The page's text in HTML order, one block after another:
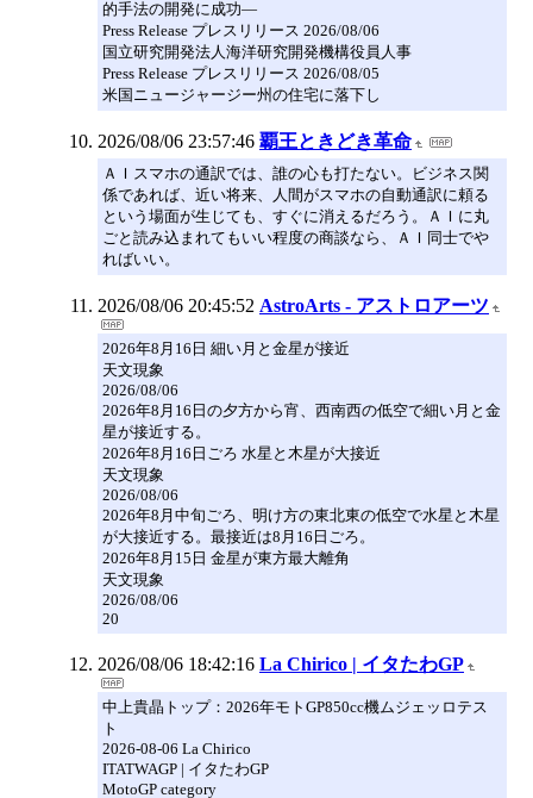
的手法の開発に成功―
Press Release プレスリリース 2026/08/06
国立研究開発法人海洋研究開発機構役員人事
Press Release プレスリリース 2026/08/05
米国ニュージャージー州の住宅に落下し
2026/08/06 23:57:46 覇王ときどき革命
ＡＩスマホの通訳では、誰の心も打たない。ビジネス関
係であれば、近い将来、人間がスマホの自動通訳に頼る
という場面が生じても、すぐに消えるだろう。ＡＩに丸
ごと読み込まれてもいい程度の商談なら、ＡＩ同士でや
ればいい。
2026/08/06 20:45:52 AstroArts - アストロアーツ
2026年8月16日 細い月と金星が接近
天文現象
2026/08/06
2026年8月16日の夕方から宵、西南西の低空で細い月と金
星が接近する。
2026年8月16日ごろ 水星と木星が大接近
天文現象
2026/08/06
2026年8月中旬ごろ、明け方の東北東の低空で水星と木星
が大接近する。最接近は8月16日ごろ。
2026年8月15日 金星が東方最大離角
天文現象
2026/08/06
20
2026/08/06 18:42:16 La Chirico | イタたわGP
中上貴晶トップ：2026年モトGP850cc機ムジェッロテス
ト
2026-08-06 La Chirico
ITATWAGP | イタたわGP
MotoGP category